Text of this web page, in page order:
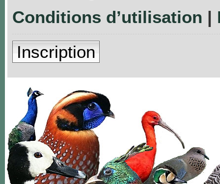
Conditions d’utilisation |
Inscription